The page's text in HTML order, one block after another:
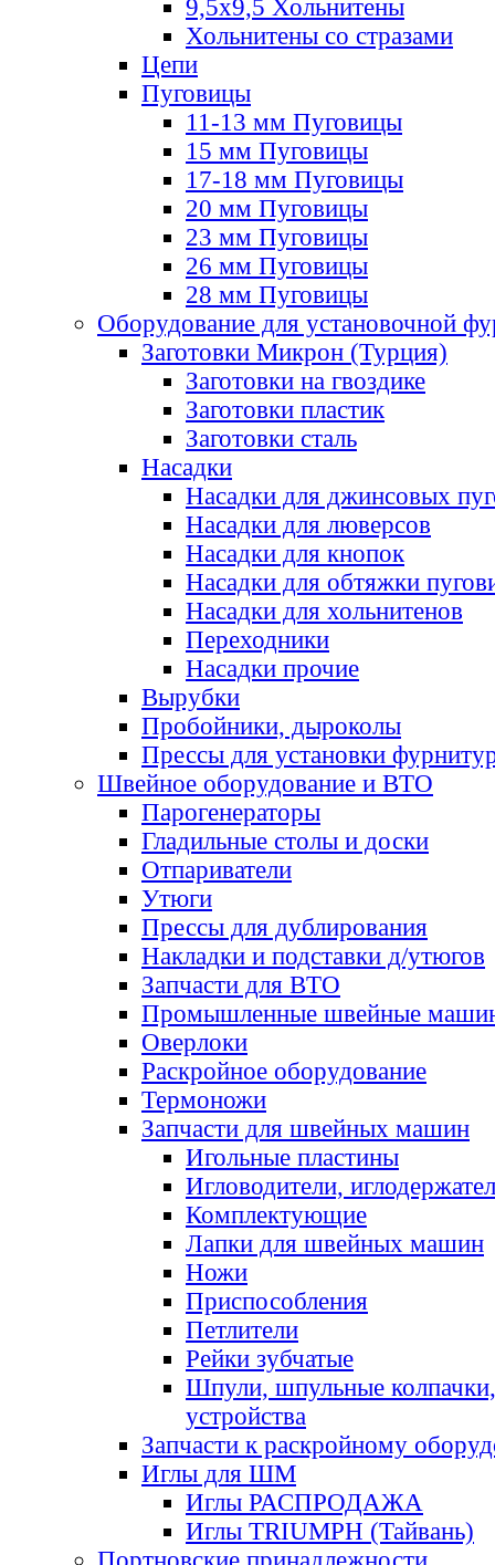
9,5х9,5 Хольнитены
Хольнитены со стразами
Цепи
Пуговицы
11-13 мм Пуговицы
15 мм Пуговицы
17-18 мм Пуговицы
20 мм Пуговицы
23 мм Пуговицы
26 мм Пуговицы
28 мм Пуговицы
Оборудование для установочной
Заготовки Микрон (Турция)
Заготовки на гвоздике
Заготовки пластик
Заготовки сталь
Насадки
Насадки для джинсовых
Насадки для люверсов
Насадки для кнопок
Насадки для обтяжки
Насадки для хольнитенов
Переходники
Насадки прочие
Вырубки
Пробойники, дыроколы
Прессы для установки
Швейное оборудование и ВТО
Парогенераторы
Гладильные столы и доски
Отпариватели
Утюги
Прессы для дублирования
Накладки и подставки д/утюгов
Запчасти для ВТО
Промышленные швейные
Оверлоки
Раскройное оборудование
Термоножи
Запчасти для швейных машин
Игольные пластины
Игловодители,
Комплектующие
Лапки для швейных машин
Ножи
Приспособления
Петлители
Рейки зубчатые
Шпули, шпульные
устройства
Запчасти к раскройному
Иглы для ШМ
Иглы РАСПРОДАЖА
Иглы TRIUMPH (Тайвань)